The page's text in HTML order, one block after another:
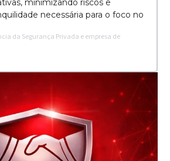
minimizando riscos e
necessária para o foco no
da Segurança Privada e empresa de